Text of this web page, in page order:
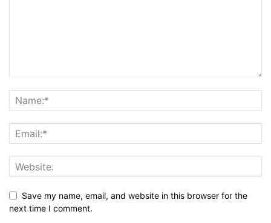
Save my name, email, and website in this browser for the
next time I comment.